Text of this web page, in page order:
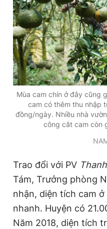
Mùa cam chín ở đây cũng
cam có thêm thu nhập
đồng/ngày. Nhiều nhà
công cắt cam còn
Trao đổi với PV
Tám, Trưởng phòng
nhận, diện tích cam
nhanh. Huyện có
Năm 2018, diện tích